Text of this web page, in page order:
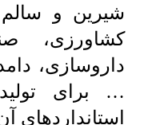
شیرین و
کشاورزی،
داروسازی،
… برای
استانداردهای